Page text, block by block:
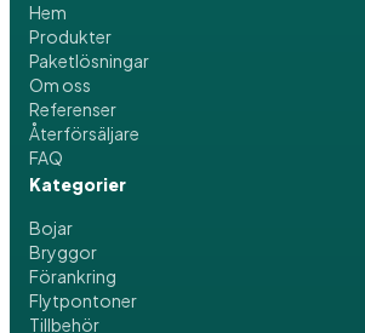
Hem
Produkter
Paketlösningar
Om oss
Referenser
Återförsäljare
FAQ
Kategorier
Bojar
Bryggor
Förankring
Flytpontoner
Tillbehör